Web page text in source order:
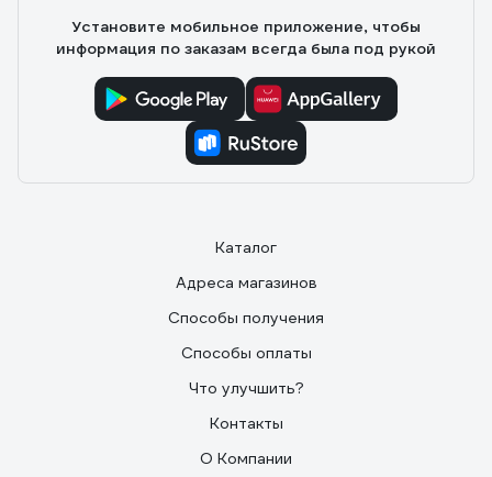
Установите мобильное приложение, чтобы
информация по заказам всегда была под рукой
Каталог
Адреса магазинов
Способы получения
Способы оплаты
Что улучшить?
Контакты
О Компании